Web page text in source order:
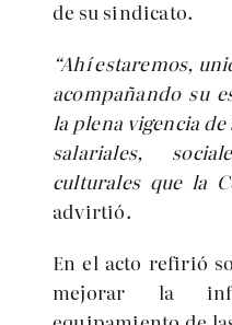
de su sindicato.
“Ahí estaremos,
acompañando su
la plena vigencia
salariales,
culturales que la
advirtió.
En el acto refirió
mejorar la